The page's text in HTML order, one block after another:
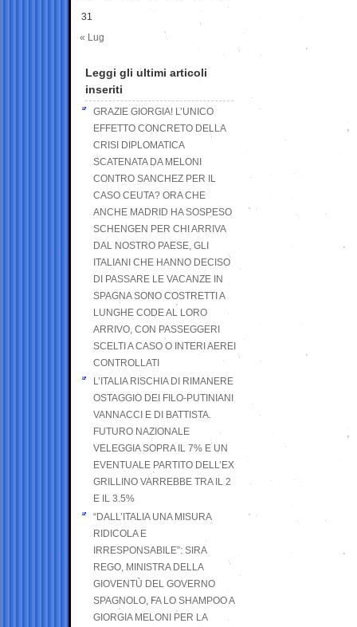
31
« Lug
Leggi gli ultimi articoli
inseriti
GRAZIE GIORGIA! L’UNICO
EFFETTO CONCRETO DELLA
CRISI DIPLOMATICA
SCATENATA DA MELONI
CONTRO SANCHEZ PER IL
CASO CEUTA? ORA CHE
ANCHE MADRID HA SOSPESO
SCHENGEN PER CHI ARRIVA
DAL NOSTRO PAESE, GLI
ITALIANI CHE HANNO DECISO
DI PASSARE LE VACANZE IN
SPAGNA SONO COSTRETTI A
LUNGHE CODE AL LORO
ARRIVO, CON PASSEGGERI
SCELTI A CASO O INTERI AEREI
CONTROLLATI
L’ITALIA RISCHIA DI RIMANERE
OSTAGGIO DEI FILO-PUTINIANI
VANNACCI E DI BATTISTA.
FUTURO NAZIONALE
VELEGGIA SOPRA IL 7% E UN
EVENTUALE PARTITO DELL’EX
GRILLINO VARREBBE TRA IL 2
E IL 3.5%
“DALL’ITALIA UNA MISURA
RIDICOLA E
IRRESPONSABILE”: SIRA
REGO, MINISTRA DELLA
GIOVENTÙ DEL GOVERNO
SPAGNOLO, FA LO SHAMPOO A
GIORGIA MELONI PER LA